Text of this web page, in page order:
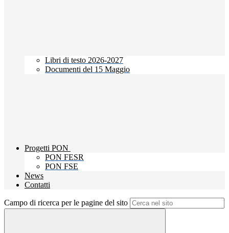
Libri di testo 2026-2027
Documenti del 15 Maggio
Progetti PON
PON FESR
PON FSE
News
Contatti
Campo di ricerca per le pagine del sito